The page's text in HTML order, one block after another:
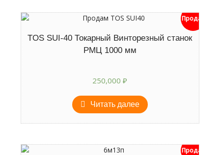
Продан
TOS SUI-40 Токарный Винторезный станок
РМЦ 1000 мм
250,000₽
Читать далее
Продан